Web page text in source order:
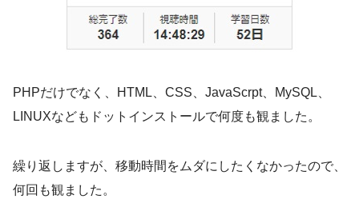
PHPだけでなく、HTML、CSS、JavaScrpt、MySQL、
LINUXなどもドットインストールで何度も観ました。
繰り返しますが、移動時間をムダにしたくなかったので、
何回も観ました。